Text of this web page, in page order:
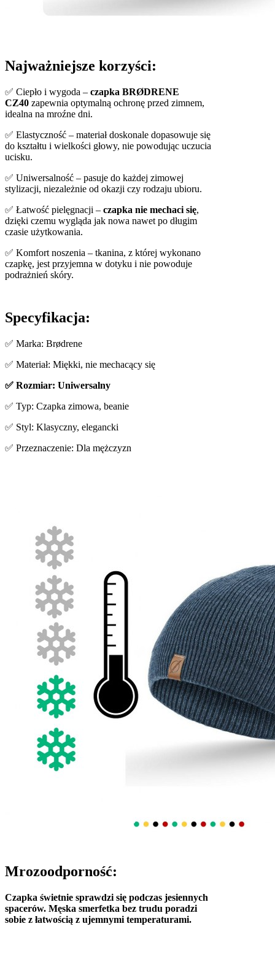
Najważniejsze korzyści:
✅ Ciepło i wygoda – czapka BRØDRENE
CZ40 zapewnia optymalną ochronę przed zimnem,
idealna na mroźne dni.
✅ Elastyczność – materiał doskonale dopasowuje się
do kształtu i wielkości głowy, nie powodując uczucia
ucisku.
✅ Uniwersalność – pasuje do każdej zimowej
stylizacji, niezależnie od okazji czy rodzaju ubioru.
✅ Łatwość pielęgnacji – czapka nie mechaci się,
dzięki czemu wygląda jak nowa nawet po długim
czasie użytkowania.
✅ Komfort noszenia – tkanina, z której wykonano
czapkę, jest przyjemna w dotyku i nie powoduje
podrażnień skóry.
Specyfikacja:
✅ Marka: Brødrene
✅ Materiał: Miękki, nie mechacący się
✅ Rozmiar: Uniwersalny
✅ Typ: Czapka zimowa, beanie
✅ Styl: Klasyczny, elegancki
✅ Przeznaczenie: Dla mężczyzn
Mrozoodporność:
Czapka świetnie sprawdzi się podczas jesiennych
spacerów. Męska smerfetka bez trudu poradzi
sobie z łatwością z ujemnymi temperaturami.